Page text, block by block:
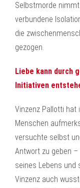
Selbstmorde
verbundene
die
gezogen.
Liebe kann durch
Initiativen
Vinzenz Pallotti hat
Menschen
versuchte selbst
Antwort zu geben –
seines Lebens und
Vinzenz auch